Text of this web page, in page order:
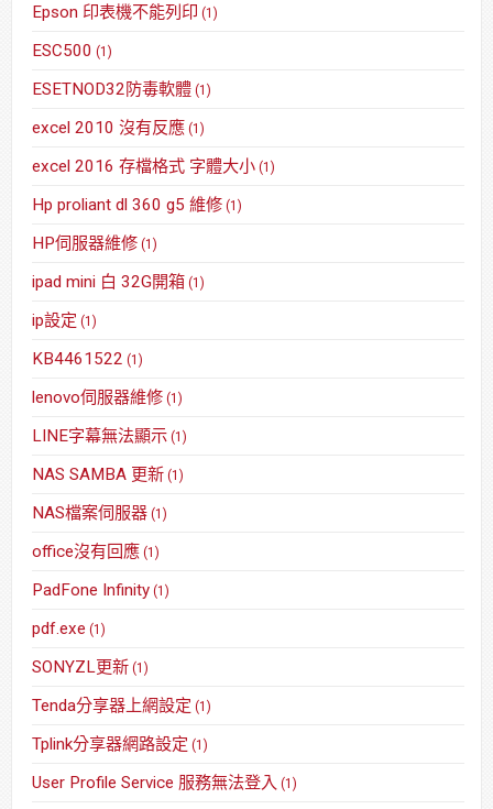
Epson 印表機不能列印 (1)
ESC500 (1)
ESETNOD32防毒軟體 (1)
excel 2010 沒有反應 (1)
excel 2016 存檔格式 字體大小 (1)
Hp proliant dl 360 g5 維修 (1)
HP伺服器維修 (1)
ipad mini 白 32G開箱 (1)
ip設定 (1)
KB4461522 (1)
lenovo伺服器維修 (1)
LINE字幕無法顯示 (1)
NAS SAMBA 更新 (1)
NAS檔案伺服器 (1)
office沒有回應 (1)
PadFone Infinity (1)
pdf.exe (1)
SONYZL更新 (1)
Tenda分享器上網設定 (1)
Tplink分享器網路設定 (1)
User Profile Service 服務無法登入 (1)